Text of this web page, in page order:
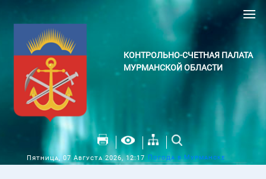
КОНТРОЛЬНО-СЧЕТНАЯ ПАЛАТА
МУРМАНСКОЙ ОБЛАСТИ
Пятница, 07 Августа 2026, 12:17 Погода в Мурманске